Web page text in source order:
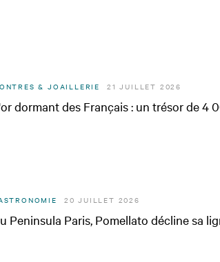
& JOAILLERIE 21 JUILLET 2026
dormant des Français : un trésor de
20 JUILLET 2026
Peninsula Paris, Pomellato décline sa